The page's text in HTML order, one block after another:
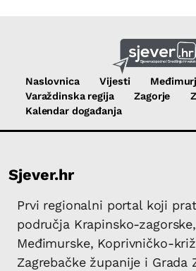
Naslovnica Vijesti
Varaždinska regija
Zagorje
Kalendar događanja
Sjever.hr
Prvi regionalni portal koji
područja Krapinsko-
Međimurske, Koprivničko-
Zagrebačke županije i Grada